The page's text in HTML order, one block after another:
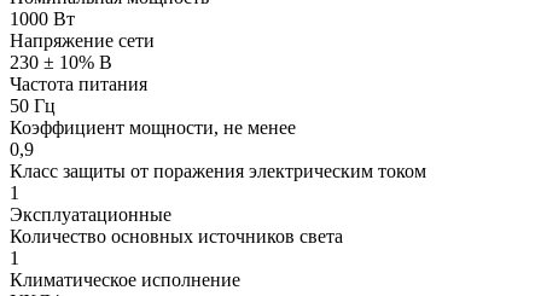
1000 Вт
Напряжение сети
230 ± 10% В
Частота питания
50 Гц
Коэффициент мощности, не менее
0,9
Класс защиты от поражения электрическим током
1
Эксплуатационные
Количество основных источников света
1
Климатическое исполнение